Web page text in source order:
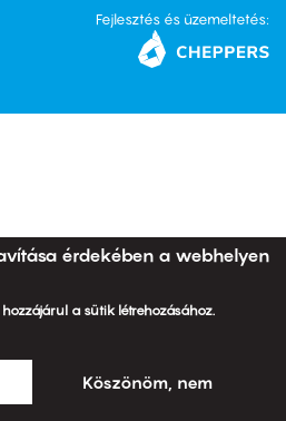
Fejlesztés és üzemeltetés:
érdekében a webhelyen
a sütik létrehozásához.
Köszönöm, nem